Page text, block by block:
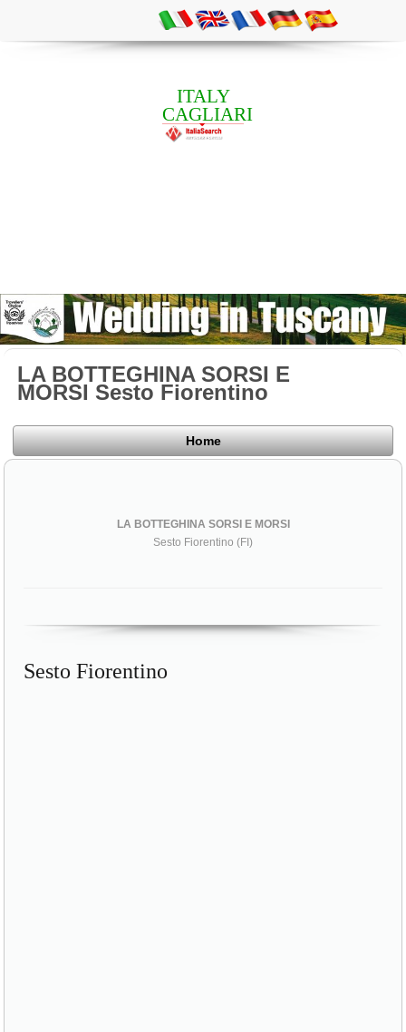
ITALY
CAGLIARI
LA BOTTEGHINA SORSI E
MORSI Sesto Fiorentino
Home
LA BOTTEGHINA SORSI E MORSI
Sesto Fiorentino (FI)
Sesto Fiorentino